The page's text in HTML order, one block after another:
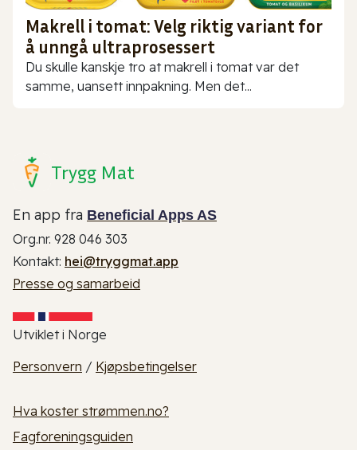
Makrell i tomat: Velg riktig variant for
å unngå ultraprosessert
Du skulle kanskje tro at makrell i tomat var det
samme, uansett innpakning. Men det...
Trygg Mat
En app fra Beneficial Apps AS
Org.nr. 928 046 303
Kontakt: hei@tryggmat.app
Presse og samarbeid
Utviklet i Norge
Personvern / Kjøpsbetingelser
Hva koster strømmen.no?
Fagforeningsguiden